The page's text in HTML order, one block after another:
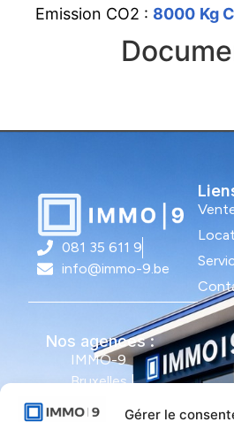
Gérer le
Emission CO2 : 8000 Kg
081 35 611 9
info@immo-9.be
Nos agences :
IMMO-9
Bruxelles |